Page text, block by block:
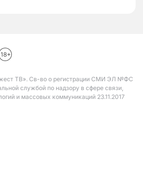
ТВ». Св-во о регистрации СМИ ЭЛ №ФС
службой по надзору в сфере связи,
и массовых коммуникаций 23.11.2017